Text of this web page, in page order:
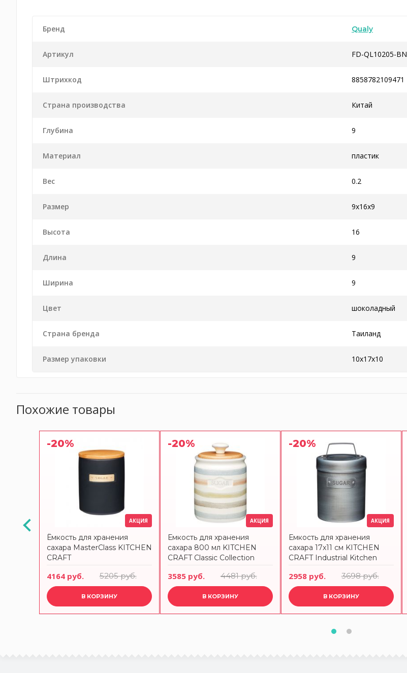
Бренд Qualy
Артикул FD-QL10205-BN
Штрихкод 8858782109471
Страна производства Китай
Глубина 9
Материал пластик
Вес 0.2
Размер 9x16x9
Высота 16
Длина 9
Ширина 9
Цвет шоколадный
Страна бренда Таиланд
Размер упаковки 10x17x10
Похожие товары
АКЦИЯ
-20%
АКЦИЯ
Ёмкость для хранения
сахара MasterClass KITCHEN
CRAFT
4164 руб. 5205 руб.
В КОРЗИНУ
-20%
АКЦИЯ
Емкость для хранения
сахара 800 мл KITCHEN
CRAFT Classic Collection
3585 руб. 4481 руб.
В КОРЗИНУ
-20%
АКЦИЯ
Емкость для хранения
сахара 17x11 см KITCHEN
CRAFT Industrial Kitchen
2958 руб. 3698 руб.
В КОРЗИНУ